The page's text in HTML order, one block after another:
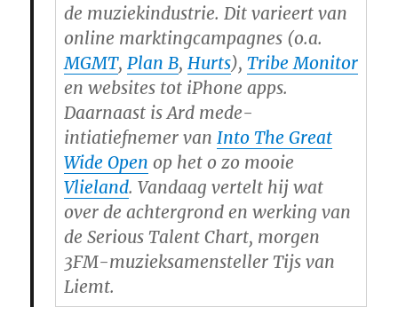
de muziekindustrie. Dit varieert van
online marktingcampagnes (o.a.
MGMT, Plan B, Hurts), Tribe Monitor
en websites tot iPhone apps.
Daarnaast is Ard mede-
intiatiefnemer van Into The Great
Wide Open op het o zo mooie
Vlieland. Vandaag vertelt hij wat
over de achtergrond en werking van
de Serious Talent Chart, morgen
3FM-muzieksamensteller Tijs van
Liemt.